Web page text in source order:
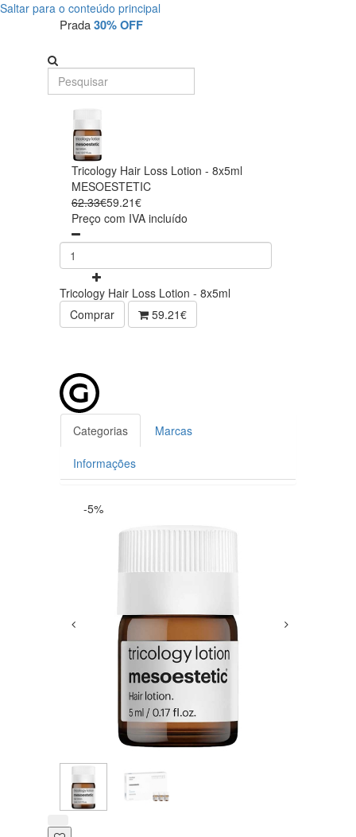
Saltar para o conteúdo principal
Prada30% OFF
Tricology Hair Loss Lotion - 8x5ml
MESOESTETIC
62.33€59.21€
Preço com IVA incluído
Tricology Hair Loss Lotion - 8x5ml
Comprar
59.21€
Categorias Marcas
Informações
-5%